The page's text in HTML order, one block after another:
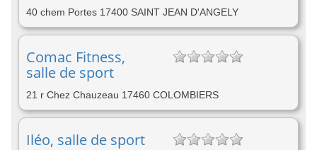
40 chem Portes 17400 SAINT JEAN D'ANGELY
Comac Fitness,
salle de sport
21 r Chez Chauzeau 17460 COLOMBIERS
Iléo, salle de sport